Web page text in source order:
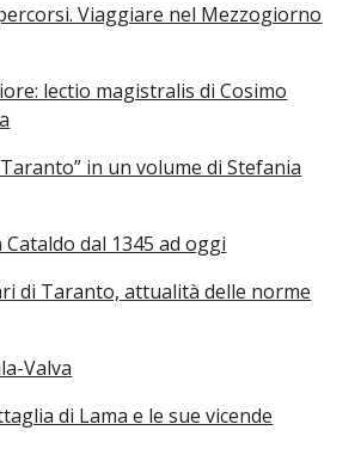
Viaggiare nel Mezzogiorno
lectio magistralis di Cosimo
in un volume di Stefania
Cataldo dal 1345 ad oggi
di Taranto, attualità delle norme
Valva
di Lama e le sue vicende